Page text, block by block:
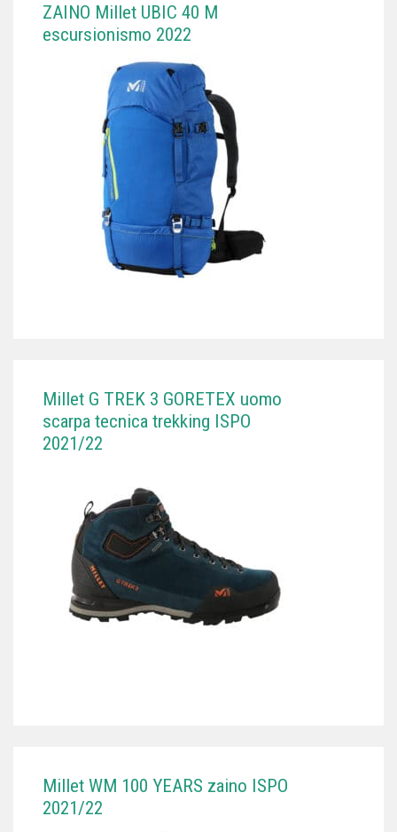
ZAINO Millet UBIC 40 M
escursionismo 2022
Millet G TREK 3 GORETEX uomo
scarpa tecnica trekking ISPO
2021/22
Millet WM 100 YEARS zaino ISPO
2021/22